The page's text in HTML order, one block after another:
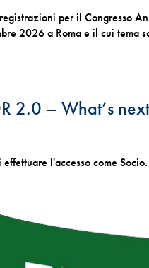
per il Congresso
2026 a Roma e il cui tema
2.0 – What’s
l'accesso come